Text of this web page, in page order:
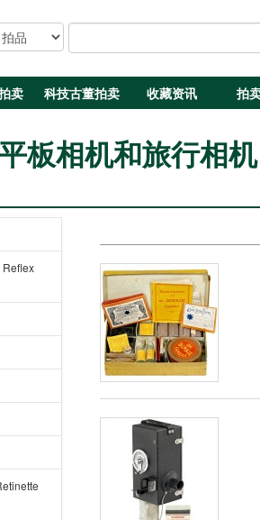
卖 科技古董拍卖 收藏资讯 拍
板相机和旅行相
Reflex